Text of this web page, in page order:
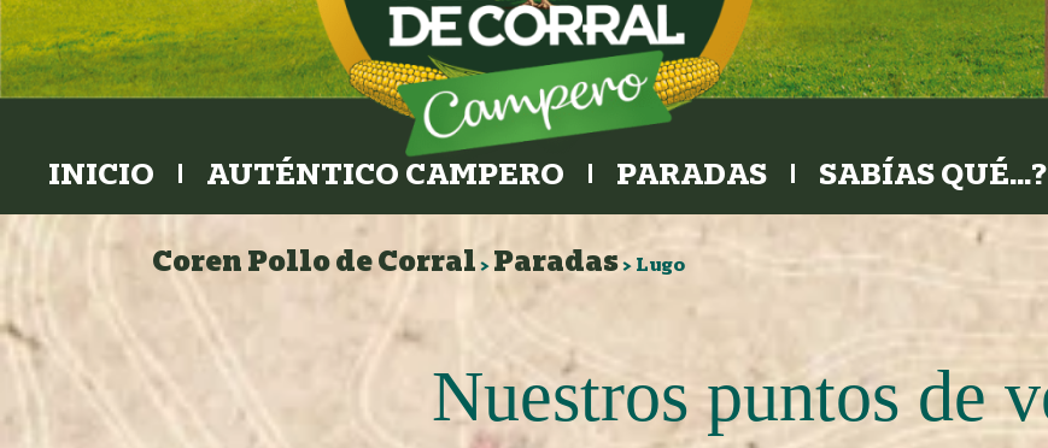
INICIO AUTÉNTICO CAMPERO PARADAS SABÍAS QUÉ…?
Coren Pollo de Corral > Paradas> Lugo
Nuestros puntos de